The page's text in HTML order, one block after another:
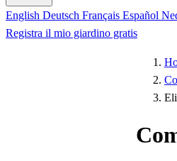
English Deutsch Français Español
Registra il mio giardino gratis